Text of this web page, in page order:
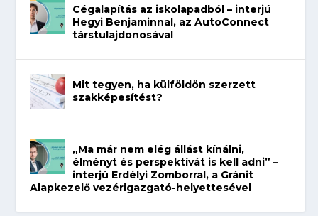
Cégalapítás az iskolapadból – interjú
Hegyi Benjaminnal, az AutoConnect
társtulajdonosával
Mit tegyen, ha külföldön szerzett
szakképesítést?
„Ma már nem elég állást kínálni,
élményt és perspektívát is kell adni” –
interjú Erdélyi Zomborral, a Gránit
Alapkezelő vezérigazgató-helyettesével